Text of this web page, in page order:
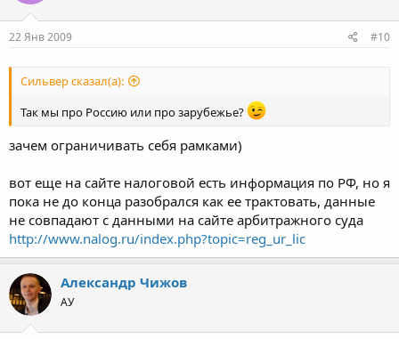
22 Янв 2009 #10
Сильвер сказал(а):
Так мы про Россию или про зарубежье?
зачем ограничивать себя рамками)
вот еще на сайте налоговой есть информация по РФ, но я
пока не до конца разобрался как ее трактовать, данные
не совпадают с данными на сайте арбитражного суда
http://www.nalog.ru/index.php?topic=reg_ur_lic
Александр Чижов
АУ